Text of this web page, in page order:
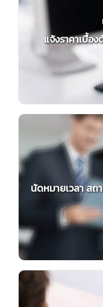
แจ้งราคาเบื้อ
นัดหมายเวลา สถ